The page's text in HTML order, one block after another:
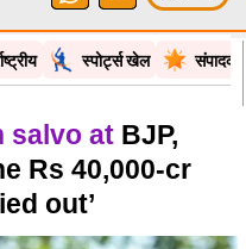
स्पोर्ट्स खेल
salvo at BJP,
Rs 40,000-cr
out’